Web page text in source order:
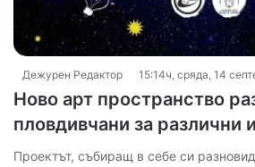
Дежурен Редактор 15:14ч, сряда, 14
Ново арт пространство
пловдивчани за различни
Проектът, събиращ в себе си